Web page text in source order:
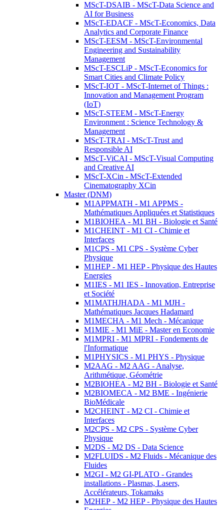
MScT-DSAIB - MScT-Data Science and
AI for Business
MScT-EDACF - MScT-Economics, Data
Analytics and Corporate Finance
MScT-EESM - MScT-Environmental
Engineering and Sustainability
Management
MScT-ESCLiP - MScT-Economics for
Smart Cities and Climate Policy
MScT-IOT - MScT-Internet of Things :
Innovation and Management Program
(IoT)
MScT-STEEM - MScT-Energy
Environment : Science Technology &
Management
MScT-TRAI - MScT-Trust and
Responsible AI
MScT-ViCAI - MScT-Visual Computing
and Creative AI
MScT-XCin - MScT-Extended
Cinematography XCin
Master (DNM)
M1APPMATH - M1 APPMS -
Mathématiques Appliquées et Statistiques
M1BIOHEA - M1 BH - Biologie et Santé
M1CHEINT - M1 CI - Chimie et
Interfaces
M1CPS - M1 CPS - Système Cyber
Physique
M1HEP - M1 HEP - Physique des Hautes
Energies
M1IES - M1 IES - Innovation, Entreprise
et Société
M1MATHJHADA - M1 MJH -
Mathématiques Jacques Hadamard
M1MECHA - M1 Mech - Mécanique
M1MIE - M1 MiE - Master en Economie
M1MPRI - M1 MPRI - Fondements de
l'Informatique
M1PHYSICS - M1 PHYS - Physique
M2AAG - M2 AAG - Analyse,
Arithmétique, Géométrie
M2BIOHEA - M2 BH - Biologie et Santé
M2BIOMECA - M2 BME - Ingénierie
BioMédicale
M2CHEINT - M2 CI - Chimie et
Interfaces
M2CPS - M2 CPS - Système Cyber
Physique
M2DS - M2 DS - Data Science
M2FLUIDS - M2 Fluids - Mécanique des
Fluides
M2GI - M2 GI-PLATO - Grandes
installations - Plasmas, Lasers,
Accélérateurs, Tokamaks
M2HEP - M2 HEP - Physique des Hautes